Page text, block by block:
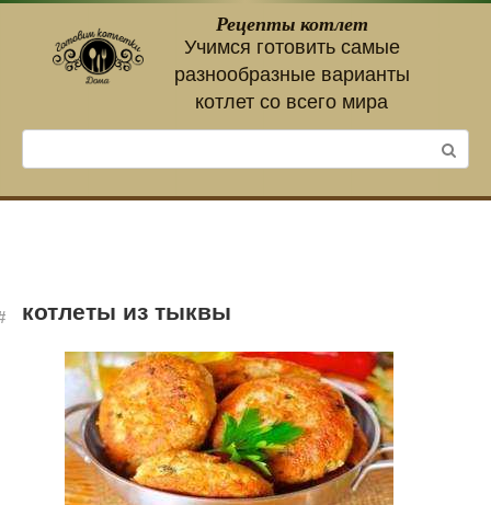
контенту
Рецепты котлет
Учимся готовить самые
разнообразные варианты
котлет со всего мира
котлеты из тыквы